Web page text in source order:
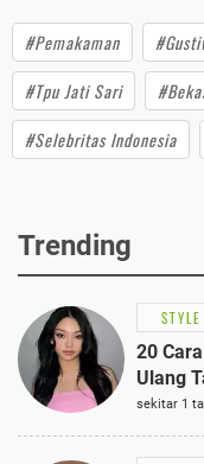
#Pemakaman
#Tpu Jati Sari
#Selebritas Indonesia
Trending
STYLE
20
Ulang
sekitar 1